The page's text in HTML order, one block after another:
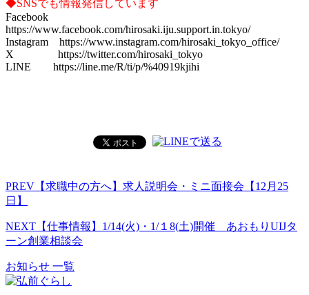
◆SNSでも情報発信しています
Facebook
https://www.facebook.com/hirosaki.iju.support.in.tokyo/
Instagram https://www.instagram.com/hirosaki_tokyo_office/
X https://twitter.com/hirosaki_tokyo
LINE https://line.me/R/ti/p/%40919kjihi
PREV 【求職中の方へ】求人説明会・ミニ面接会【12月25
日】
NEXT 【仕事情報】1/14(火)・1/１8(土)開催 あおもりUIJタ
ーン創業相談会
お知らせ 一覧